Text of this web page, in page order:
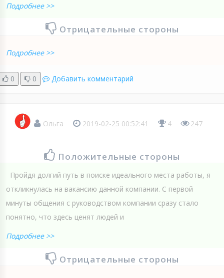
Подробнее >>
Отрицательные стороны
Подробнее >>
0 0 Добавить комментарий
Ольга 2019-02-25 00:52:41 4 247
Положительные стороны
Пройдя долгий путь в поиске идеального места работы, я
откликнулась на вакансию данной компании. С первой
минуты общения с руководством компании сразу стало
понятно, что здесь ценят людей и
Подробнее >>
Отрицательные стороны